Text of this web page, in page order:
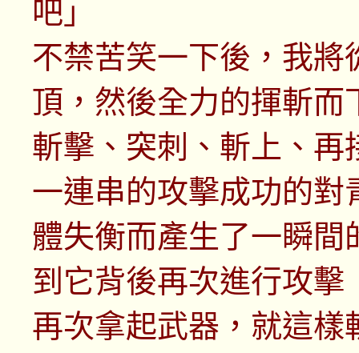
吧」
不禁苦笑一下後，我
頂，然後全力的揮斬而
斬擊、突刺、斬上、再
一連串的攻擊成功的對
體失衡而產生了一瞬
到它背後再次進行攻擊
再次拿起武器，就這